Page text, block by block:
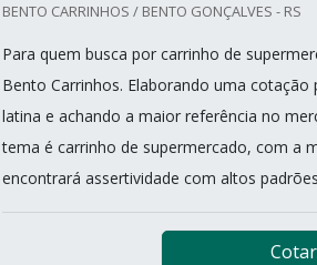
BENTO CARRINHOS / BENTO GONÇALVES - RS
Para quem busca por carrinho de
Bento Carrinhos. Elaborando uma
latina e achando a maior referência no
tema é carrinho de supermercado, com a
encontrará assertividade com altos